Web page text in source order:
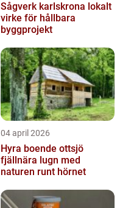
Sågverk karlskrona lokalt
virke för hållbara
byggprojekt
04 april 2026
Hyra boende ottsjö
fjällnära lugn med
naturen runt hörnet